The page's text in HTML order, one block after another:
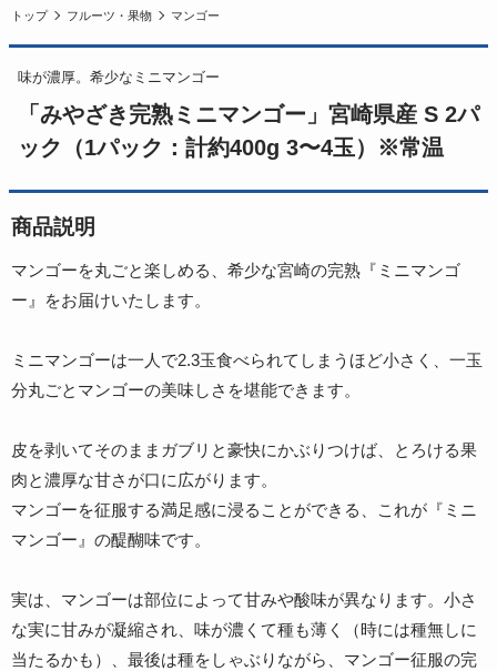
トップ フルーツ・果物 マンゴー
味が濃厚。希少なミニマンゴー
「みやざき完熟ミニマンゴー」宮崎県産 S 2パ
ック（1パック：計約400g 3〜4玉）※常温
商品説明
マンゴーを丸ごと楽しめる、希少な宮崎の完熟『ミニマンゴ
ー』をお届けいたします。
ミニマンゴーは一人で2.3玉食べられてしまうほど小さく、一玉
分丸ごとマンゴーの美味しさを堪能できます。
皮を剥いてそのままガブリと豪快にかぶりつけば、とろける果
肉と濃厚な甘さが口に広がります。
マンゴーを征服する満足感に浸ることができる、これが『ミニ
マンゴー』の醍醐味です。
実は、マンゴーは部位によって甘みや酸味が異なります。小さ
な実に甘みが凝縮され、味が濃くて種も薄く（時には種無しに
当たるかも）、最後は種をしゃぶりながら、マンゴー征服の完